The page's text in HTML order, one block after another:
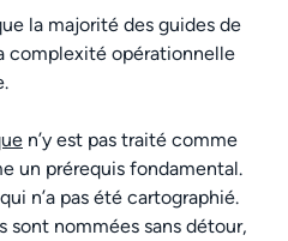
la majorité des guides de
complexité opérationnelle
n’y est pas traité comme
un prérequis fondamental.
n’a pas été cartographié.
sont nommées sans détour,